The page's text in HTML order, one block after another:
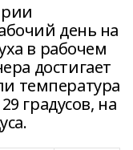
день на
в рабочем
достигает
температура
градусов, на